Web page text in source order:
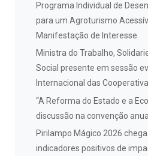
Programa Individual de
para um Agroturismo
Manifestação de Interesse
Ministra do Trabalho,
Social presente em sessão
Internacional das
“A Reforma do Estado e a
discussão na convenção
Pirilampo Mágico 2026
indicadores positivos de